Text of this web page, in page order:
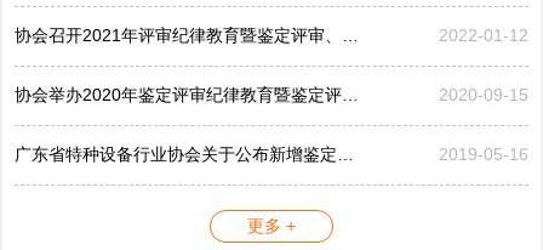
协会召开2021年评审纪律教育暨鉴定评审、考评工作会议 2022-01-12
协会举办2020年鉴定评审纪律教育暨鉴定评审工作会议 2020-09-15
广东省特种设备行业协会关于公布新增鉴定评审员的公告... 2019-05-16
更多 +